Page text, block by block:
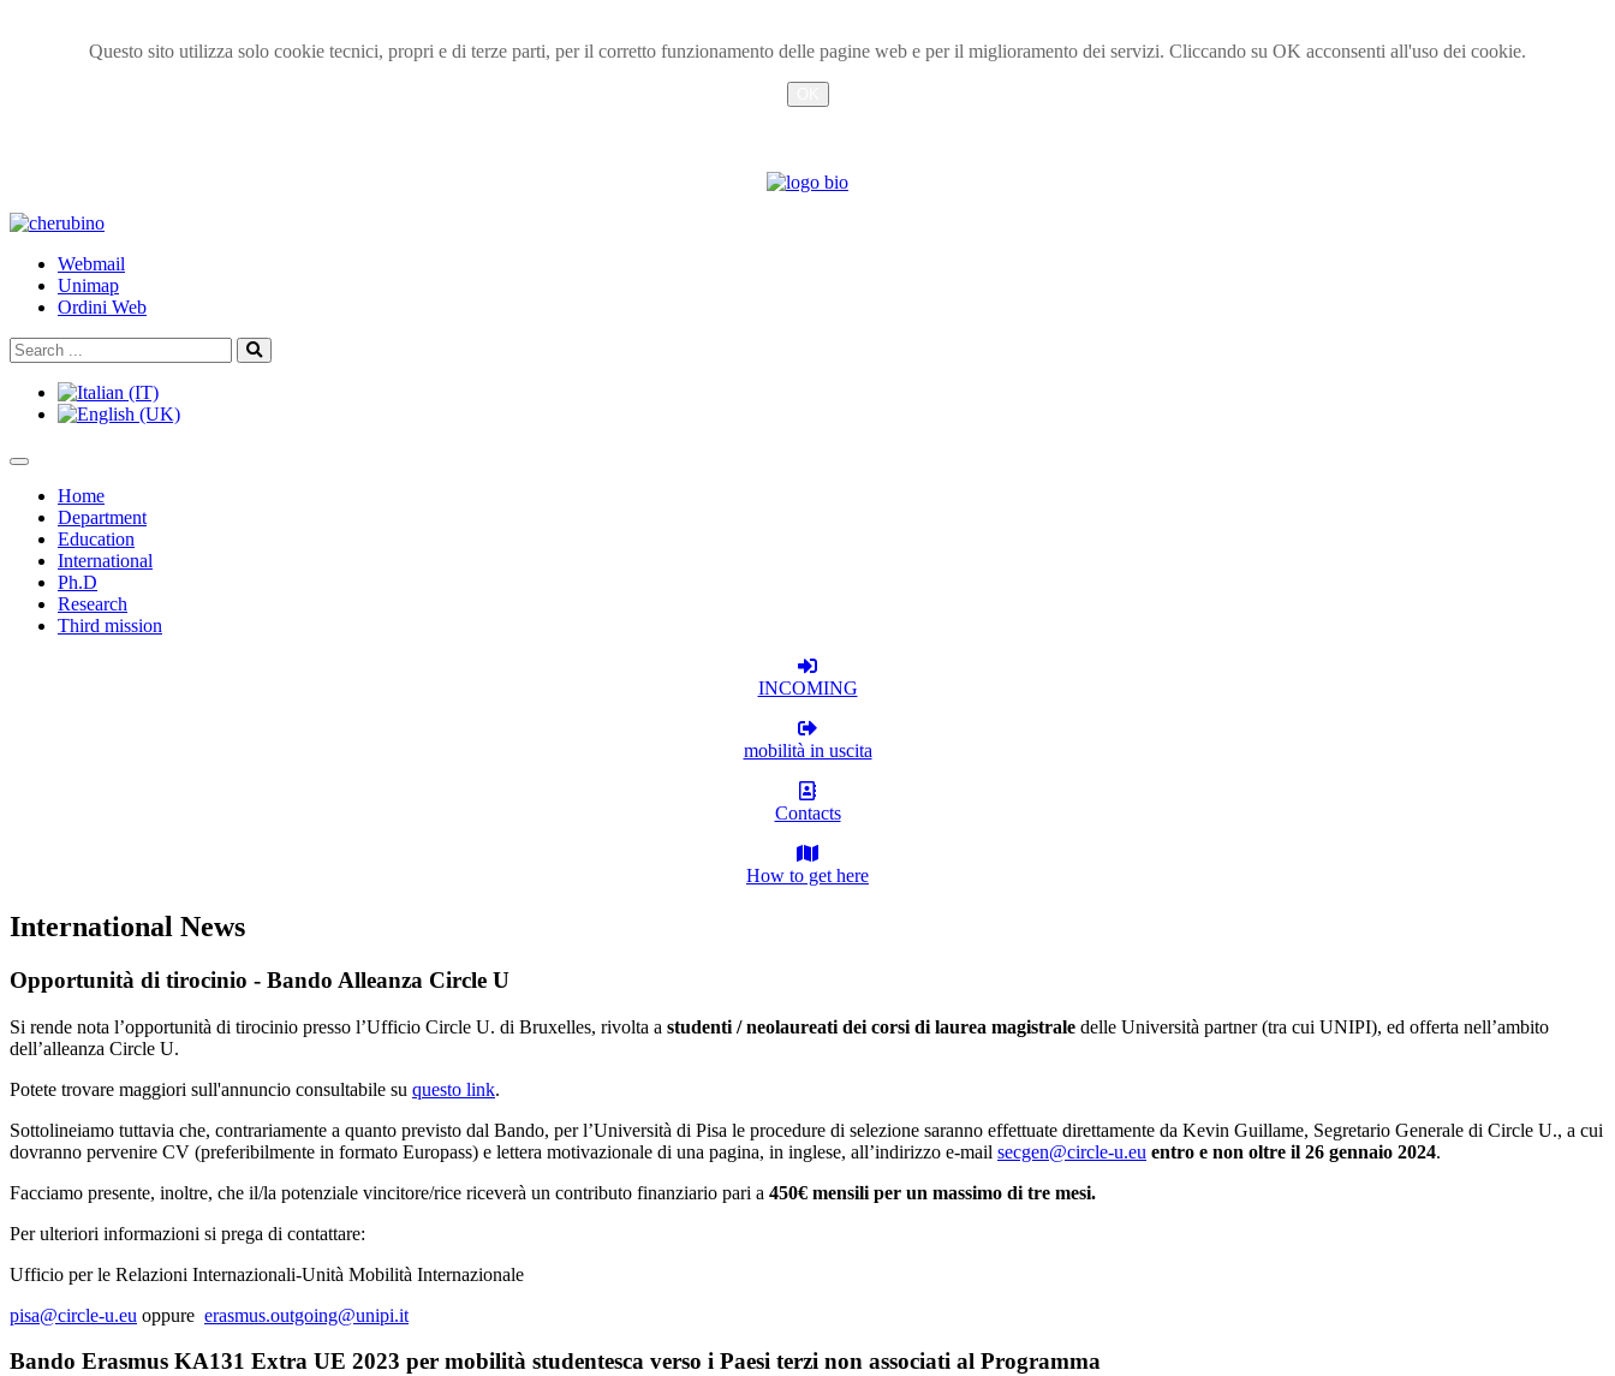
Questo sito utilizza solo cookie tecnici, propri e di terze parti, per il corretto funzionamento delle pagine web e per il miglioramento dei servizi. Cliccando su OK acconsenti all'uso dei cookie.
Webmail
Unimap
Ordini Web
Search
...
Search
Home
Department
Education
International
Ph.D
Research
Third mission
INCOMING
mobilità in uscita
Contacts
How to get here
International News
Opportunità di tirocinio - Bando Alleanza Circle U
Si rende nota l’opportunità di tirocinio presso l’Ufficio Circle U. di Bruxelles, rivolta a studenti / neolaureati dei corsi di laurea magistrale delle Università partner (tra cui UNIPI), ed offerta nell’ambito
dell’alleanza Circle U.
Potete trovare maggiori sull'annuncio consultabile su questo link.
Sottolineiamo tuttavia che, contrariamente a quanto previsto dal Bando, per l’Università di Pisa le procedure di selezione saranno effettuate direttamente da Kevin Guillame, Segretario Generale di Circle U., a cui
dovranno pervenire CV (preferibilmente in formato Europass) e lettera motivazionale di una pagina, in inglese, all’indirizzo e-mail secgen@circle-u.eu entro e non oltre il 26 gennaio 2024.
Facciamo presente, inoltre, che il/la potenziale vincitore/rice riceverà un contributo finanziario pari a 450€ mensili per un massimo di tre mesi.
Per ulteriori informazioni si prega di contattare:
Ufficio per le Relazioni Internazionali-Unità Mobilità Internazionale
pisa@circle-u.eu oppure erasmus.outgoing@unipi.it
Bando Erasmus KA131 Extra UE 2023 per mobilità studentesca verso i Paesi terzi non associati al Programma